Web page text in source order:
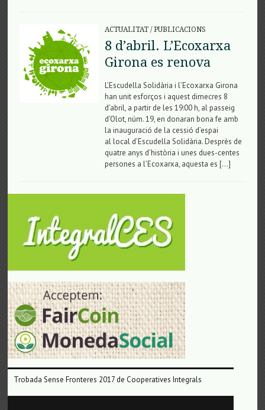
ACTUALITAT/PUBLICACIONS
8 d’abril. L’Ecoxarxa
Girona es renova
L’Escudella Solidària i l’Ecoxarxa Girona
han unit esforços i aquest dimecres 8
d’abril, a partir de les 19:00 h, al passeig
d’Olot, núm. 19, en donaran bona fe amb
la inauguració de la cessió d’espai
al local d’Escudella Solidària. Desprès de
quatre anys d’història i unes dues-centes
persones a l’Ecoxarxa, aquesta es […]
Trobada Sense Fronteres 2017 de Cooperatives Integrals